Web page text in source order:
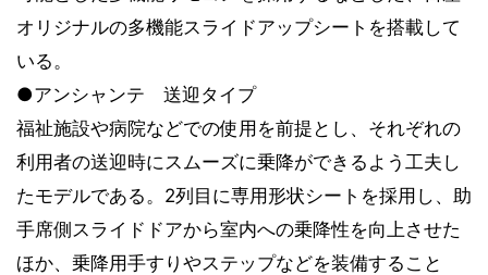
オリジナルの多機能スライドアップシートを搭載して
いる。
●アンシャンテ 送迎タイプ
福祉施設や病院などでの使用を前提とし、それぞれの
利用者の送迎時にスムーズに乗降ができるよう工夫し
たモデルである。2列目に専用形状シートを採用し、助
手席側スライドドアから室内への乗降性を向上させた
ほか、乗降用手すりやステップなどを装備すること